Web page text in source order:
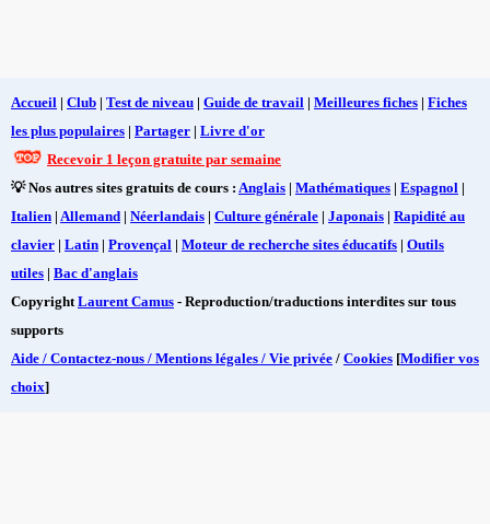
Accueil | Club | Test de niveau | Guide de travail | Meilleures fiches | Fiches
les plus populaires | Partager | Livre d'or
Recevoir 1 leçon gratuite par semaine
💡 Nos autres sites gratuits de cours : Anglais | Mathématiques | Espagnol |
Italien | Allemand | Néerlandais | Culture générale | Japonais | Rapidité au
clavier | Latin | Provençal | Moteur de recherche sites éducatifs | Outils
utiles | Bac d'anglais
Copyright Laurent Camus - Reproduction/traductions interdites sur tous
supports
Aide / Contactez-nous / Mentions légales / Vie privée / Cookies [Modifier vos
choix]